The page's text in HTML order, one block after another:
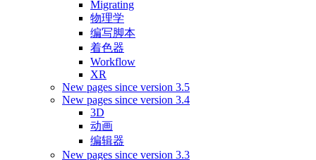
Migrating
物理学
编写脚本
着色器
Workflow
XR
New pages since version 3.5
New pages since version 3.4
3D
动画
编辑器
New pages since version 3.3